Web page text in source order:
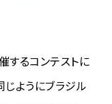
するコンテストに
ようにブラジル